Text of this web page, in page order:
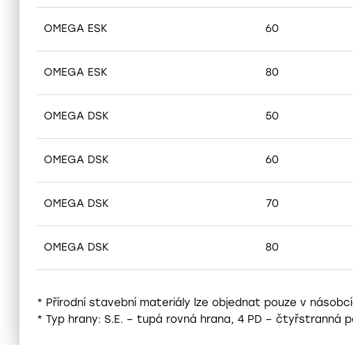
OMEGA ESK 60
OMEGA ESK 80
OMEGA DSK 50
OMEGA DSK 60
OMEGA DSK 70
OMEGA DSK 80
* Přírodní stavební materiály lze objednat pouze v
* Typ hrany: S.E. – tupá rovná hrana, 4 PD –